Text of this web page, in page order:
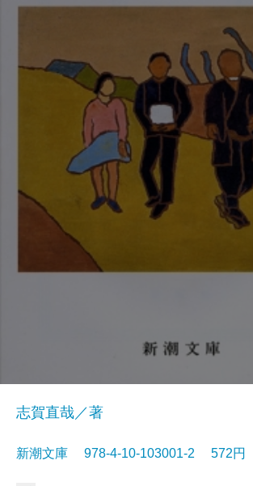
志賀直哉／著
新潮文庫 978-4-10-103001-2 572円